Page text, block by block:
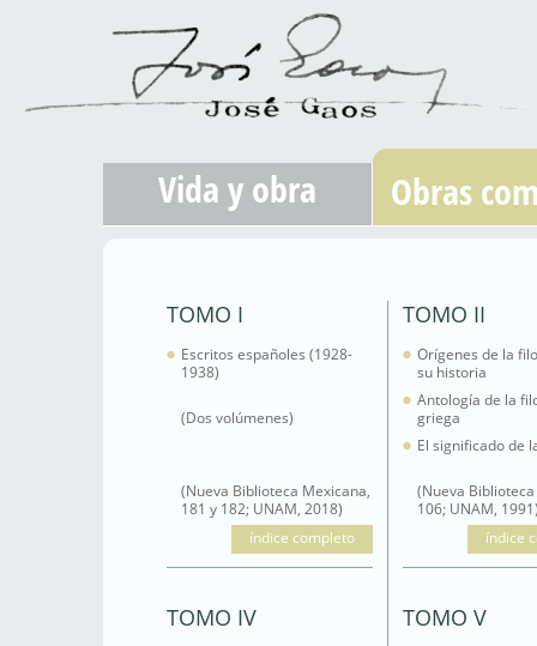
Vida y obra Obras
TOMO I
Escritos españoles (1928-
1938)
(Dos volúmenes)
(Nueva Biblioteca Mexicana,
181 y 182; UNAM, 2018)
índice completo
TOMO IV
TOMO II
Orígenes de la
su historia
Antología de la
griega
El significado de
(Nueva
106; UNAM,
índice
TOMO V